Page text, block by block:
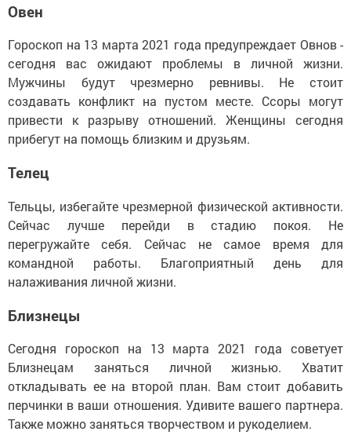
Овен
Гороскоп на 13 марта 2021 года предупреждает Овнов -
сегодня вас ожидают проблемы в личной жизни.
Мужчины будут чрезмерно ревнивы. Не стоит
создавать конфликт на пустом месте. Ссоры могут
привести к разрыву отношений. Женщины сегодня
прибегут на помощь близким и друзьям.
Телец
Тельцы, избегайте чрезмерной физической активности.
Сейчас лучше перейди в стадию покоя. Не
перегружайте себя. Сейчас не самое время для
командной работы. Благоприятный день для
налаживания личной жизни.
Близнецы
Сегодня гороскоп на 13 марта 2021 года советует
Близнецам заняться личной жизнью. Хватит
откладывать ее на второй план. Вам стоит добавить
перчинки в ваши отношения. Удивите вашего партнера.
Также можно заняться творчеством и рукоделием.